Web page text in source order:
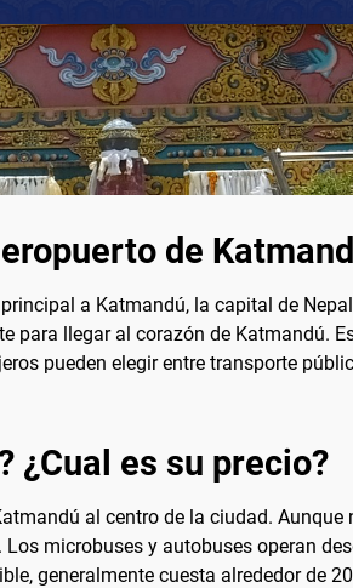
de
a Katmandú, la capital de
para llegar al corazón de Katmandú.
pueden elegir entre transporte
¿Cual es su precio?
al centro de la ciudad.
microbuses y autobuses operan
generalmente cuesta alrededor de